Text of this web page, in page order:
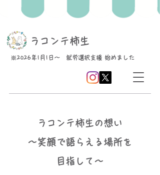
※2026年1月1日～ 就労選択支援 始めました
​ラコンテ柿生
ラコンテ柿生の想い
～笑顔で語らえる場所を
目指して～